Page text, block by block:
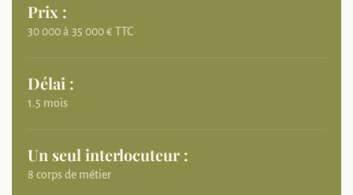
Prix :
30 000 à 35 000 € TTC
Délai :
1.5 mois
Un seul interlocuteur :
8 corps de métier